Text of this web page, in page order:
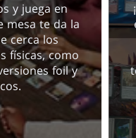
y juega en
mesa te da la
cerca los
físicas, como
foil y